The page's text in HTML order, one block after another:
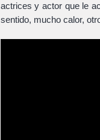
actrices y actor que le
sentido, mucho calor,